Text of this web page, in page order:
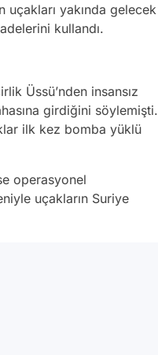
uçakları yakında gelecek
kullandı.
Üssü’nden insansız
girdiğini söylemişti.
ilk kez bomba yüklü
operasyonel
uçakların Suriye